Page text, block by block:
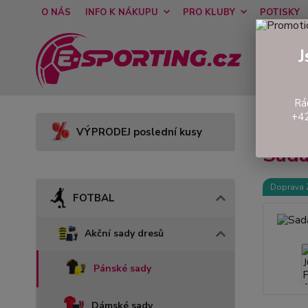
O NÁS INFO K NÁKUPU PRO KLUBY POTISKY
VÝPRODEJ poslední kusy
FOTBAL
Akční sady dresů
Pánské sady
Doprava